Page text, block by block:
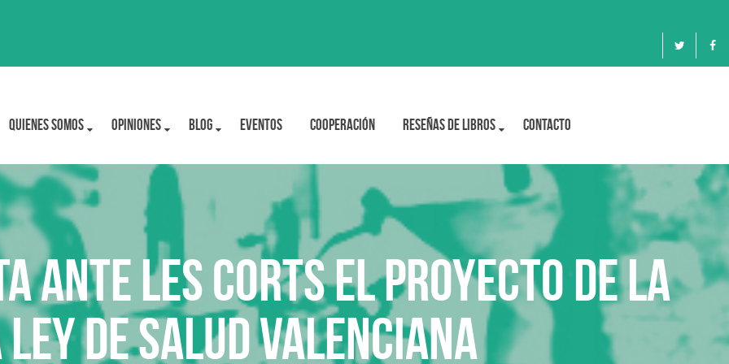
Quienes Somos OPINIONES BLOG Eventos Cooperación Reseñas de libros Contacto
ante les Corts el proyecto de la
Ley de Salud valenciana